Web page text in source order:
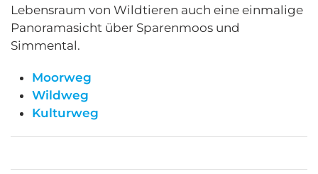
Lebensraum von Wildtieren auch eine einmalige
Panoramasicht über Sparenmoos und
Simmental.
Moorweg
Wildweg
Kulturweg